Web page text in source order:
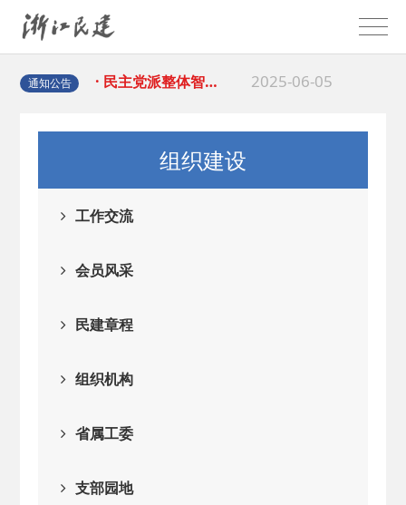
通知公告
· 中国民主建国会…
· 民主党派整体智… 2025-06-05
· 民建省委会民主… 2025-04-10
· 中国民主建国会… 2025-02-24
组织建设
工作交流
会员风采
民建章程
组织机构
省属工委
支部园地